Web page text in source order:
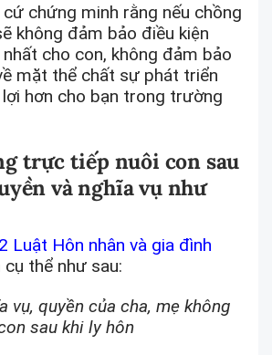
chứng minh rằng nếu chồng
không đảm bảo điều kiện
cho con, không đảm bảo
mặt thể chất sự phát triển
hơn cho bạn trong trường
trực tiếp nuôi con sau
và nghĩa vụ như
Luật Hôn nhân và gia đình
cụ thể như sau:
vụ, quyền của cha, mẹ không
sau khi ly hôn